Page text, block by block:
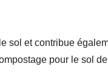
sol et contribue
pour le sol